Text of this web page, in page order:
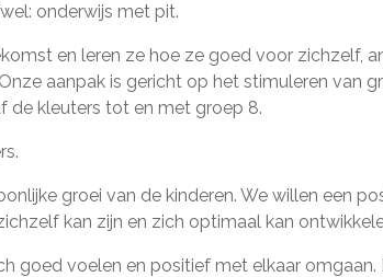
onderwijs met pit.
en leren ze hoe ze goed voor zichzelf,
aanpak is gericht op het stimuleren van
de kleuters tot en met groep 8.
groei van de kinderen. We willen een
kan zijn en zich optimaal kan
goed voelen en positief met elkaar omgaan.